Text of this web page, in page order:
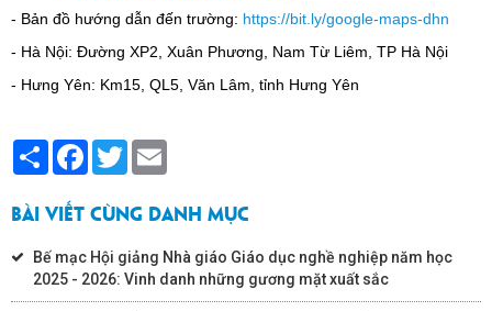
- Bản đồ hướng dẫn đến trường: https://bit.ly/google-maps-dhn
- Hà Nội: Đường XP2, Xuân Phương, Nam Từ Liêm, TP Hà Nội
- Hưng Yên: Km15, QL5, Văn Lâm, tỉnh Hưng Yên
Share Facebook
Twitter
BÀI VIẾT CÙNG DANH MỤC
Bế mạc Hội giảng Nhà giáo Giáo dục nghề nghiệp năm học
2025 - 2026: Vinh danh những gương mặt xuất sắc